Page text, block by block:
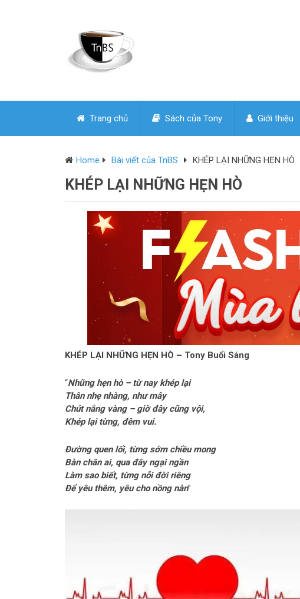
Trang chủ Sách của Tony Giới thiệu
Home Bài viết của TnBS KHÉP LẠI NHỮNG HẸN HÒ
KHÉP LẠI NHỮNG HẸN HÒ
KHÉP LẠI NHỮNG HẸN HÒ – Tony Buổi Sáng
“Những hẹn hò – từ nay khép lại
Thân nhẹ nhàng, như mây
Chút nắng vàng – giờ đây cũng vội,
Khép lại từng, đêm vui.
Đường quen lối, từng sớm chiều mong
Bàn chân ai, qua đây ngại ngần
Làm sao biết, từng nỗi đời riêng
Để yêu thêm, yêu cho nồng nàn”